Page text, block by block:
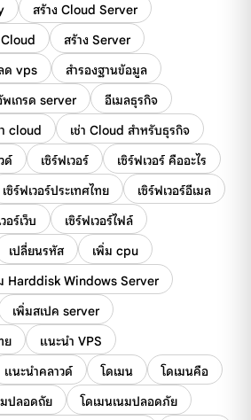
สร้าง Cloud Server
สร้าง Server
ด vps
สำรองฐานข้อมูล
พเกรด server
อีเมลธุรกิจ
า cloud
เช่า Cloud สำหรับธุรกิจ
ด์ เซิร์ฟเวอร์
เซิร์ฟเวอร์ คืออะไร
เซิร์ฟเวอร์ประเทศไทย
เซิร์ฟเวอร์อีเมล
อร์เว็บ
เซิร์ฟเวอร์ไฟล์
เปลี่ยนรหัส
เพิ่ม cpu
Harddisk Windows Server
เพิ่มสเปค server
ย
แนะนำ VPS
แนะนำคลาวด์ โดเมน
โดเมนคือ
มปลอดถัย
โดเมนเนมปลอดภัย